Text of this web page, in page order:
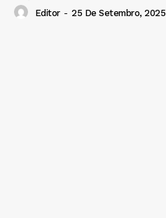
Editor - 25 De Setembro, 2025